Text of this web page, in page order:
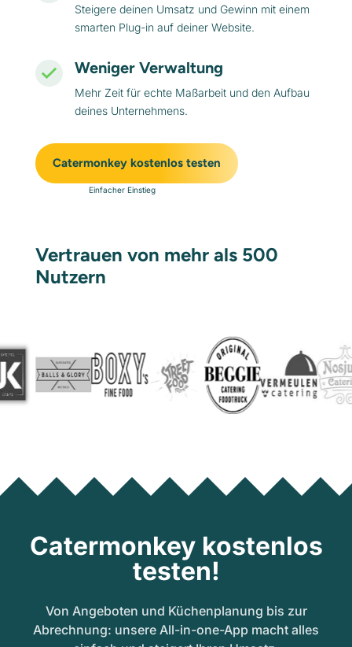
Steigere deinen Umsatz und Gewinn mit einem
smarten Plug-in auf deiner Website.
Weniger Verwaltung
Mehr Zeit für echte Maßarbeit und den Aufbau
deines Unternehmens.
Catermonkey kostenlos testen
Einfacher Einstieg
Vertrauen von mehr als 500
Nutzern
Catermonkey kostenlos
testen!
Von Angeboten und Küchenplanung bis zur
Abrechnung: unsere All-in-one-App macht alles